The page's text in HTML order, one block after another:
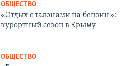
ОБЩЕСТВО
«Отдых с талонами на бензин»:
курортный сезон в Крыму
ОБЩЕСТВО